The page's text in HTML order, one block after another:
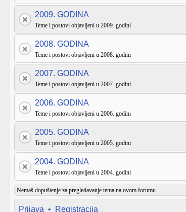
2009. GODINA
Teme i postovi objavljeni u 2009. godini
2008. GODINA
Teme i postovi objavljeni u 2008. godini
2007. GODINA
Teme i postovi objavljeni u 2007. godini
2006. GODINA
Teme i postovi objavljeni u 2006. godini
2005. GODINA
Teme i postovi objavljeni u 2005. godini
2004. GODINA
Teme i postovi objavljeni u 2004. godini
Nemaš dopuštenje za pregledavanje tema na ovom forumu.
Prijava • Registracija